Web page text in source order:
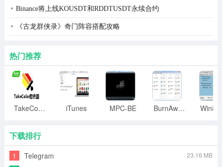
Binance将上线KOUSDT和RDDTUSDT永续合约
《古龙群侠录》奇门阵容搭配攻略
热门推荐
TakeColor取色器 iTunes MPC-BE BurnAware
下载排行
1 Telegram 23.16 MB